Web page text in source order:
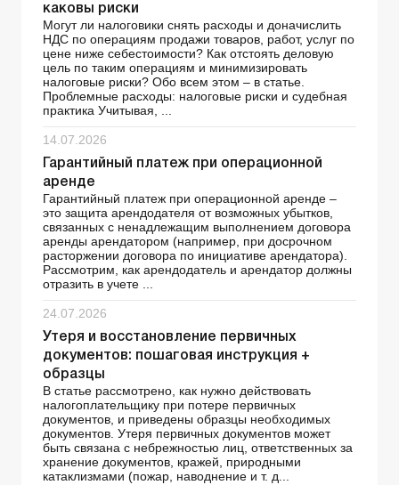
каковы риски
Могут ли налоговики снять расходы и доначислить
НДС по операциям продажи товаров, работ, услуг по
цене ниже себестоимости? Как отстоять деловую
цель по таким операциям и минимизировать
налоговые риски? Обо всем этом – в статье.
Проблемные расходы: налоговые риски и судебная
практика Учитывая, ...
14.07.2026
Гарантийный платеж при операционной
аренде
Гарантийный платеж при операционной аренде –
это защита арендодателя от возможных убытков,
связанных с ненадлежащим выполнением договора
аренды арендатором (например, при досрочном
расторжении договора по инициативе арендатора).
Рассмотрим, как арендодатель и арендатор должны
отразить в учете ...
24.07.2026
Утеря и восстановление первичных
документов: пошаговая инструкция +
образцы
В статье рассмотрено, как нужно действовать
налогоплательщику при потере первичных
документов, и приведены образцы необходимых
документов. Утеря первичных документов может
быть связана с небрежностью лиц, ответственных за
хранение документов, кражей, природными
катаклизмами (пожар, наводнение и т. д...